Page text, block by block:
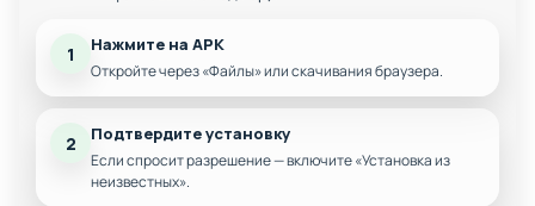
1 Нажмите на APK
Откройте через «Файлы» или скачивания браузера.
2 Подтвердите установку
Если спросит разрешение — включите «Установка из
неизвестных».